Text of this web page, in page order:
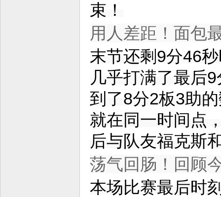
束！
用人差距！面包
末节还剩9分46
几乎打满了最后
到了8分2板3助
就在同一时间点
后与队友福克斯
荡气回肠！回顾
本场比赛最后时